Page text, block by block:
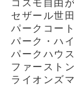
コスモ自由
セザール世
パークコー
パーク・ハ
パークハウ
ファースト
ライオンズ